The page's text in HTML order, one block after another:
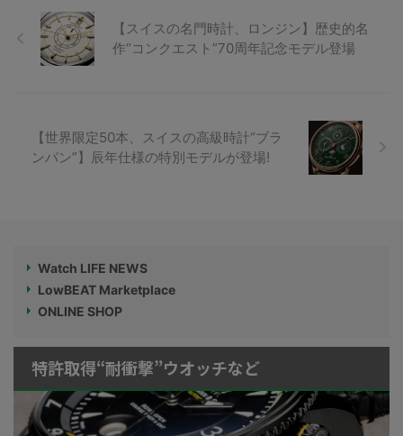
【スイスの名門時計、ロンジン】歴史的名
作“コンクエスト”70周年記念モデル登場
【世界限定50本、スイスの高級時計“ブラ
ンパン”】辰年仕様の特別モデルが登場!
Watch LIFE NEWS
LowBEAT Marketplace
ONLINE SHOP
特許取得“耐衝撃”ウオッチなど